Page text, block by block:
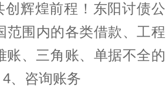
辉煌前程！东阳讨债公
范围内的各类借款、工程
账、三角账、单据不全的
、咨询账务